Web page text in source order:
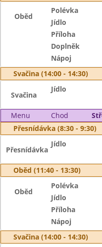
Oběd
Polévka
Jídlo
Příloha
Doplněk
Nápoj
Svačina (14:00 - 14:30)
Svačina
Jídlo
Menu Chod
Přesnídávka (8:30 - 9:30)
Přesnídávka
Jídlo
Oběd (11:40 - 13:30)
Oběd
Polévka
Jídlo
Příloha
Nápoj
Svačina (14:00 - 14:30)